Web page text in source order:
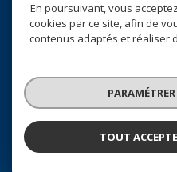
© 2026 | Tous droits réservés
En poursuivant, vous
cookies par ce site, afin de
contenus adaptés et réaliser
PARAMÉTRER
TOUT